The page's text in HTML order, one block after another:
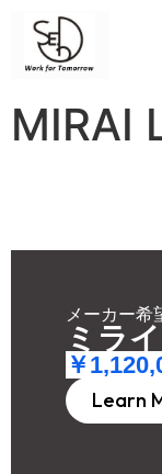
MIRAI
メーカー希
ミラ
￥
Learn